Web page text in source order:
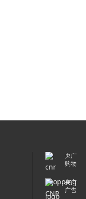
央广
购物
央广
广告